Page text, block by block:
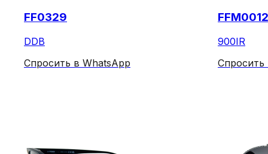
FF0329
DDB
Спросить в WhatsApp
900IR
Спросить